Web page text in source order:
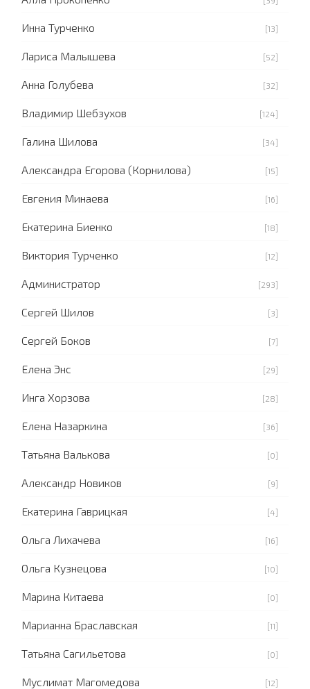
Инна Турченко [13]
Лариса Малышева [52]
Анна Голубева [32]
Владимир Шебзухов [124]
Галина Шилова [34]
Александра Егорова (Корнилова) [15]
Евгения Минаева [16]
Екатерина Биенко [18]
Виктория Турченко [12]
Администратор [293]
Сергей Шилов [3]
Сергей Боков [7]
Елена Энс [29]
Инга Хорзова [28]
Елена Назаркина [36]
Татьяна Валькова [0]
Александр Новиков [9]
Екатерина Гаврицкая [4]
Ольга Лихачева [16]
Ольга Кузнецова [10]
Марина Китаева [0]
Марианна Браславская [11]
Татьяна Сагильетова [0]
Муслимат Магомедова [12]